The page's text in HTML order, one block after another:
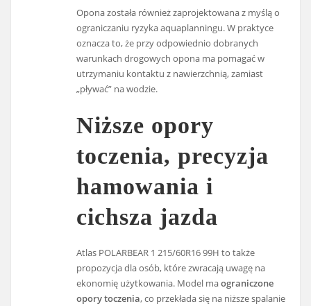
Opona została również zaprojektowana z myślą o
ograniczaniu ryzyka aquaplanningu. W praktyce
oznacza to, że przy odpowiednio dobranych
warunkach drogowych opona ma pomagać w
utrzymaniu kontaktu z nawierzchnią, zamiast
„pływać” na wodzie.
Niższe opory
toczenia, precyzja
hamowania i
cichsza jazda
Atlas POLARBEAR 1 215/60R16 99H to także
propozycja dla osób, które zwracają uwagę na
ekonomię użytkowania. Model maograniczone
opory toczenia, co przekłada się na niższe spalanie